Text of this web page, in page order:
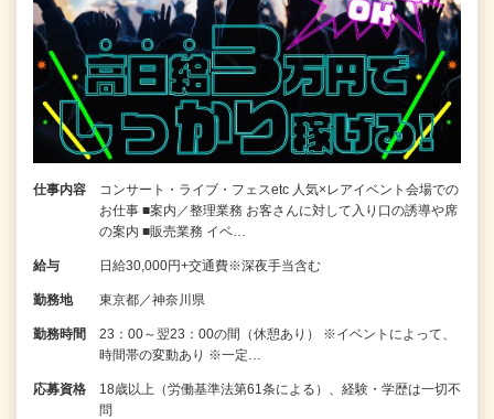
仕事内容
コンサート・ライブ・フェスetc 人気×レアイベント会場での
お仕事 ■案内／整理業務 お客さんに対して入り口の誘導や席
の案内 ■販売業務 イベ…
給与 日給30,000円+交通費※深夜手当含む
勤務地 東京都／神奈川県
勤務時間
23：00～翌23：00の間（休憩あり） ※イベントによって、
時間帯の変動あり ※一定…
応募資格
18歳以上（労働基準法第61条による）、経験・学歴は一切不
問